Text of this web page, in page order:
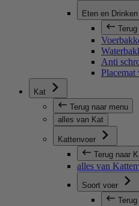
Eten en Drinken
Anti
Placemat
Kat
Terug naar menu
alles van Kat
Kattenvoer
Terug naar
alles van
Soort voer